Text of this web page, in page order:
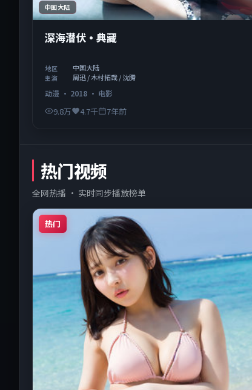
中国大陆 1:36:59
深海潜伏·典藏
地区 中国大陆
主演 周迅 / 木村拓哉 / 沈腾
动漫 · 2018 · 电影
9.8万 4.7千 7年前
热门视频
全网热播 · 实时同步播放榜单
热门